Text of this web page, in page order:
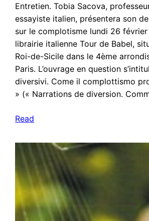
Entretien. Tobia Sacova,
essayiste italien, présentera son
sur le complotisme lundi 26 février
librairie italienne Tour de Babel,
Roi-de-Sicile dans le 4ème
Paris. L’ouvrage en question
diversivi. Come il complottismo
» (« Narrations de diversion.
Read